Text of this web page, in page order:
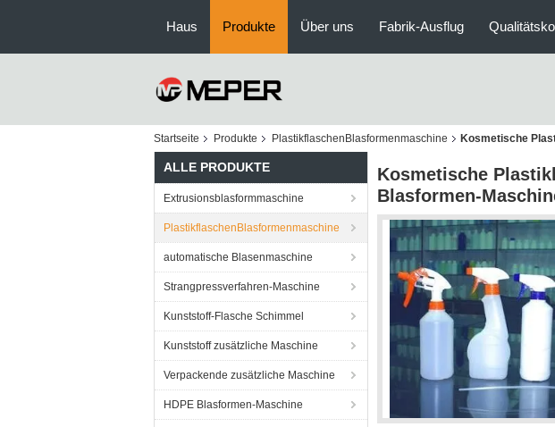
Haus Produkte Über uns Fabrik-Ausflug
Startseite Produkte PlastikflaschenBlasformenmaschine Kosmetische
ALLE PRODUKTE
Extrusionsblasformmaschine
PlastikflaschenBlasformenmaschine
automatische Blasenmaschine
Strangpressverfahren-Maschine
Kunststoff-Flasche Schimmel
Kunststoff zusätzliche Maschine
Verpackende zusätzliche Maschine
HDPE Blasformen-Maschine
Kosmetische
Blasformen-